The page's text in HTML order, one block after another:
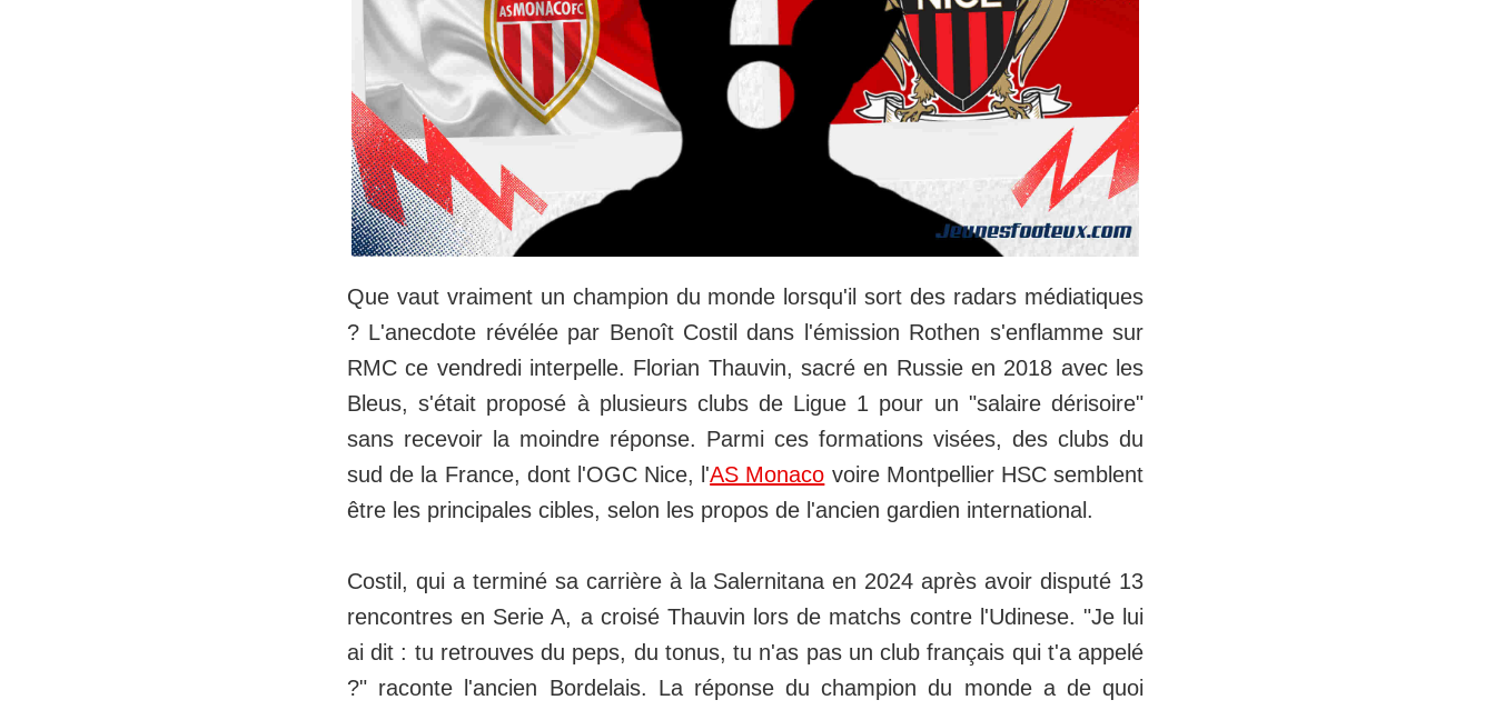
Que vaut vraiment un champion du monde lorsqu'il sort des radars médiatiques
? L'anecdote révélée par Benoît Costil dans l'émission Rothen s'enflamme sur
RMC ce vendredi interpelle. Florian Thauvin, sacré en Russie en 2018 avec les
Bleus, s'était proposé à plusieurs clubs de Ligue 1 pour un "salaire dérisoire"
sans recevoir la moindre réponse. Parmi ces formations visées, des clubs du
sud de la France, dont l'OGC Nice, l'AS Monaco voire Montpellier HSC semblent
être les principales cibles, selon les propos de l'ancien gardien international.
Costil, qui a terminé sa carrière à la Salernitana en 2024 après avoir disputé 13
rencontres en Serie A, a croisé Thauvin lors de matchs contre l'Udinese. "Je lui
ai dit : tu retrouves du peps, du tonus, tu n'as pas un club français qui t'a appelé
?" raconte l'ancien Bordelais. La réponse du champion du monde a de quoi